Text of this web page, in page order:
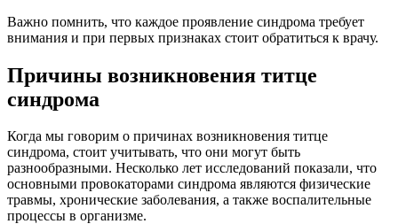
Важно помнить, что каждое проявление синдрома требует
внимания и при первых признаках стоит обратиться к врачу.
Причины возникновения титце
синдрома
Когда мы говорим о причинах возникновения титце
синдрома, стоит учитывать, что они могут быть
разнообразными. Несколько лет исследований показали, что
основными провокаторами синдрома являются физические
травмы, хронические заболевания, а также воспалительные
процессы в организме.